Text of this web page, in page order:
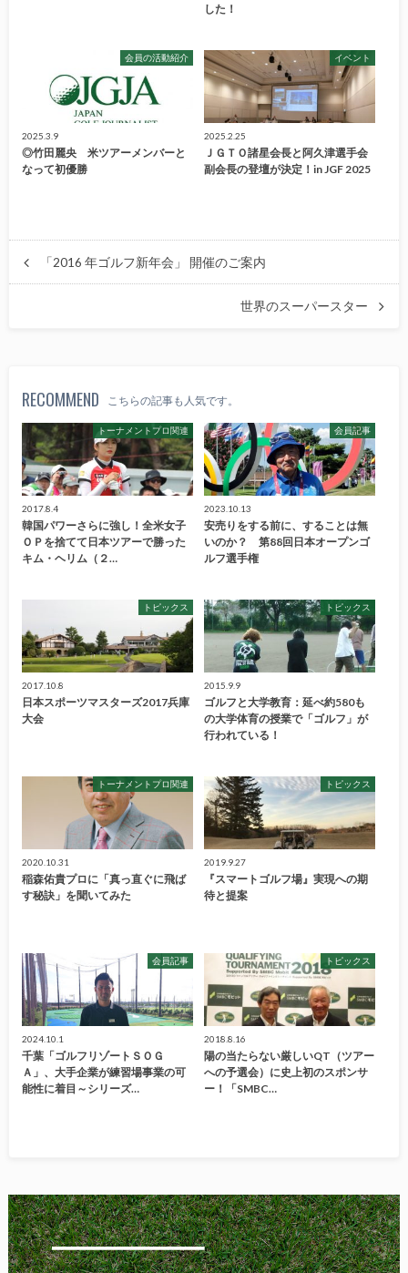
した！
会員の活動紹介
2025.3.9
◎竹田麗央 米ツアーメンバーと
なって初優勝
イベント
2025.2.25
ＪＧＴＯ諸星会長と阿久津選手会
副会長の登壇が決定！in JGF 2025
「2016 年ゴルフ新年会」 開催のご案内
世界のスーパースター
RECOMMEND こちらの記事も人気です。
トーナメントプロ関連
2017.8.4
韓国パワーさらに強し！全米女子
ＯＰを捨てて日本ツアーで勝った
キム・ヘリム（２…
会員記事
2023.10.13
安売りをする前に、することは無
いのか？ 第88回日本オープンゴ
ルフ選手権
トピックス
2017.10.8
日本スポーツマスターズ2017兵庫
大会
トピックス
2015.9.9
ゴルフと大学教育：延べ約580も
の大学体育の授業で「ゴルフ」が
行われている！
トーナメントプロ関連
2020.10.31
稲森佑貴プロに「真っ直ぐに飛ば
す秘訣」を聞いてみた
トピックス
2019.9.27
『スマートゴルフ場』実現への期
待と提案
会員記事
2024.10.1
千葉「ゴルフリゾートＳＯＧ
Ａ」、大手企業が練習場事業の可
能性に着目～シリーズ…
トピックス
2018.8.16
陽の当たらない厳しいQT（ツアー
への予選会）に史上初のスポンサ
ー！「SMBC…